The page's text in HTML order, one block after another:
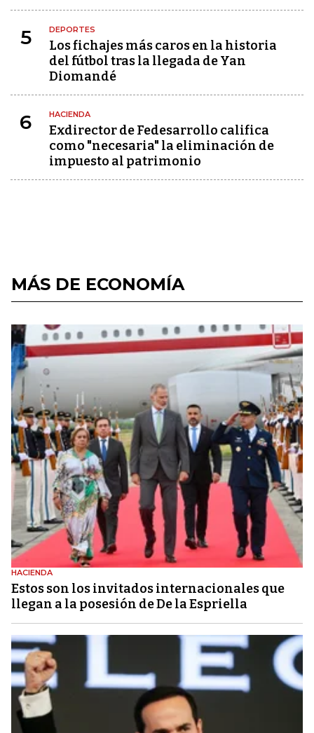
5 DEPORTES
Los fichajes más caros en la historia
del fútbol tras la llegada de Yan
Diomandé
6 HACIENDA
Exdirector de Fedesarrollo califica
como "necesaria" la eliminación de
impuesto al patrimonio
MÁS DE ECONOMÍA
HACIENDA
Estos son los invitados internacionales que
llegan a la posesión de De la Espriella